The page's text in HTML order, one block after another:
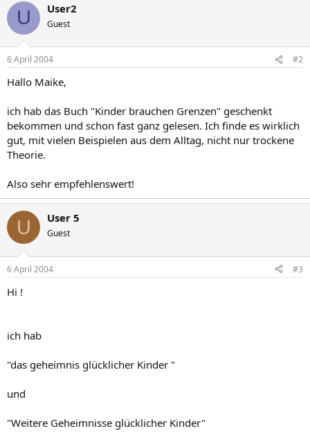
U User2
Guest
6 April 2004 #2
Hallo Maike,
ich hab das Buch "Kinder brauchen Grenzen" geschenkt
bekommen und schon fast ganz gelesen. Ich finde es wirklich
gut, mit vielen Beispielen aus dem Alltag, nicht nur trockene
Theorie.
Also sehr empfehlenswert!
U User 5
Guest
6 April 2004 #3
Hi !
ich hab
"das geheimnis glücklicher Kinder "
und
"Weitere Geheimnisse glücklicher Kinder"